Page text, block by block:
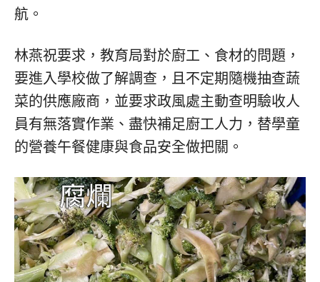
航。
林燕祝要求，教育局對於廚工、食材的問題，
要進入學校做了解調查，且不定期隨機抽查蔬
菜的供應廠商，並要求政風處主動查明驗收人
員有無落實作業、盡快補足廚工人力，替學童
的營養午餐健康與食品安全做把關。